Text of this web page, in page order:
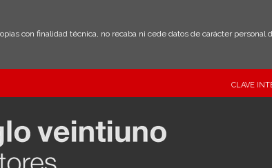
con finalidad técnica, no recaba ni cede datos de carácter
CLAVE